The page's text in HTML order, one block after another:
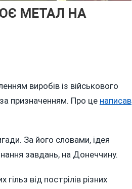
МЕТАЛ НА
виробів із військового
призначенням. Про це написав
За його словами, ідея
завдань, на Донеччину.
від пострілів різних